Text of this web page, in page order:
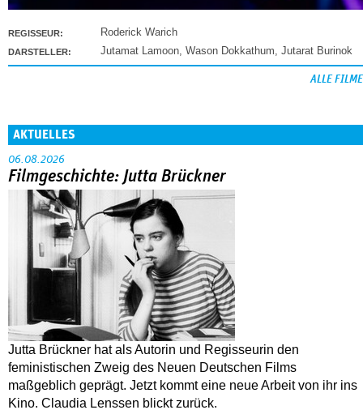
REGISSEUR: Roderick Warich
DARSTELLER: Jutamat Lamoon, Wason Dokkathum, Jutarat Burinok
ALLE FILME
AKTUELLES
06.08.2026
Filmgeschichte: Jutta Brückner
Jutta Brückner hat als Autorin und Regisseurin den
feministischen Zweig des Neuen Deutschen Films
maßgeblich geprägt. Jetzt kommt eine neue Arbeit von ihr ins
Kino. Claudia Lenssen blickt zurück.